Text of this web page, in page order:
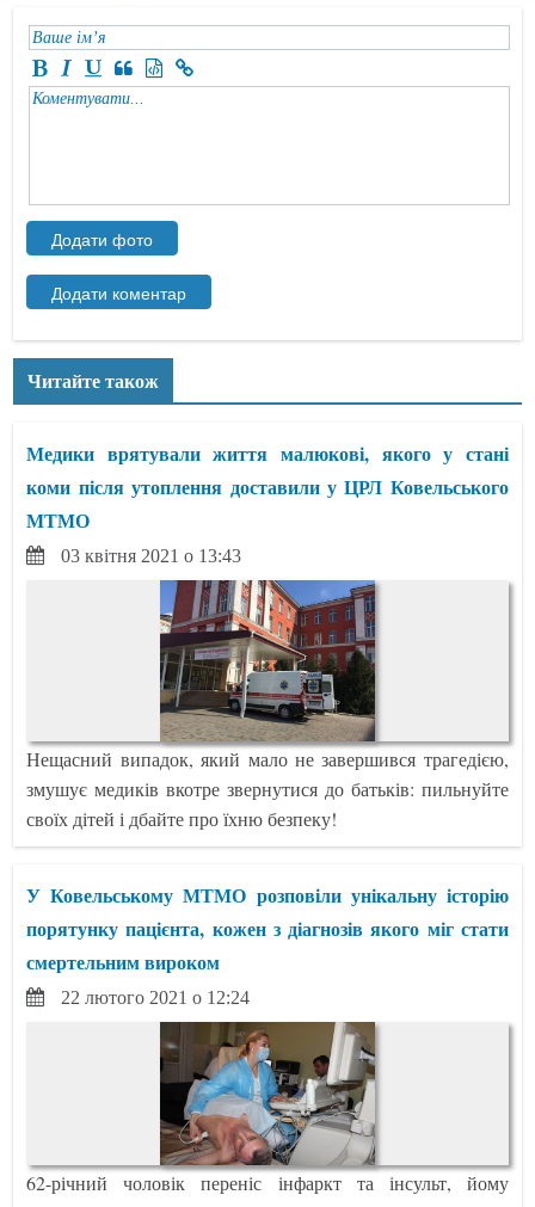
Читайте також
Медики врятували життя малюкові, якого у стані
коми після утоплення доставили у ЦРЛ Ковельського
МТМО
03 квітня 2021 о 13:43
Нещасний випадок, який мало не завершився трагедією,
змушує медиків вкотре звернутися до батьків: пильнуйте
своїх дітей і дбайте про їхню безпеку!
У Ковельському МТМО розповіли унікальну історію
порятунку пацієнта, кожен з діагнозів якого міг стати
смертельним вироком
22 лютого 2021 о 12:24
62-річний чоловік переніс інфаркт та інсульт, йому